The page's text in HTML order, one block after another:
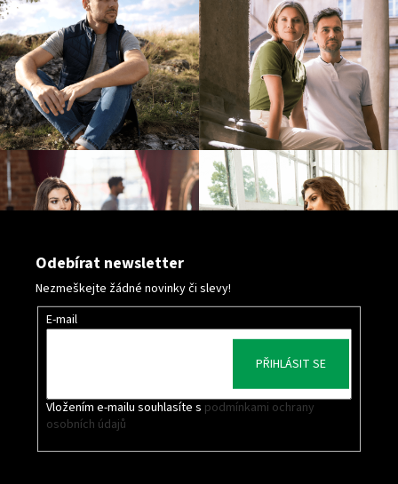
i
s
u
Odebírat newsletter
Nezmeškejte žádné novinky či slevy!
E-mail
Vložením e-mailu souhlasíte s podmínkami ochrany
osobních údajů
PŘIHLÁSIT SE